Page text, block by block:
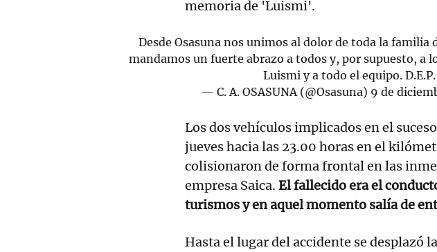
memoria de 'Luismi'.
Desde Osasuna nos unimos al dolor de toda la familia
mandamos un fuerte abrazo a todos y, por supuesto, a
Luismi y a todo el equipo. D.E.P.
— C. A. OSASUNA (@Osasuna) 9 de
Los dos vehículos implicados en el
jueves hacia las 23.00 horas en el
colisionaron de forma frontal en las
empresa Saica. El fallecido era el
turismos y en aquel momento salía de
Hasta el lugar del accidente se desplazó